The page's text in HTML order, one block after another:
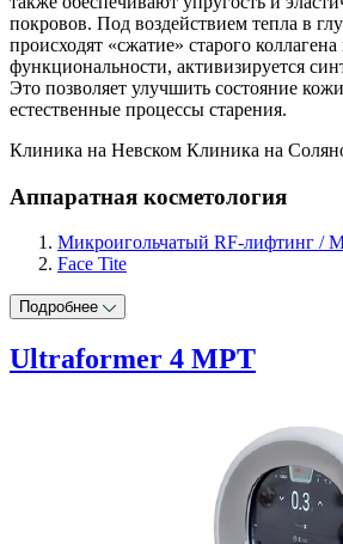
покровов. Под воздействием тепла в
происходят «сжатие» старого
функциональности, активизируется
Это позволяет улучшить состояние
естественные процессы старения.
Клиника на Невском Клиника на
Аппаратная косметология
Микроигольчатый RF-лифтинг /
Face Tite
Подробнее
Ultraformer 4 МРТ